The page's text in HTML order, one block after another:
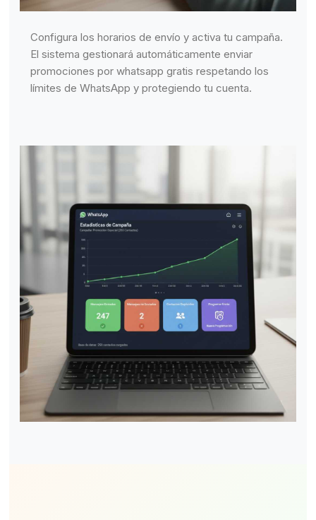
Configura los horarios de envío y activa tu campaña.
El sistema gestionará automáticamente enviar
promociones por whatsapp gratis respetando los
límites de WhatsApp y protegiendo tu cuenta.